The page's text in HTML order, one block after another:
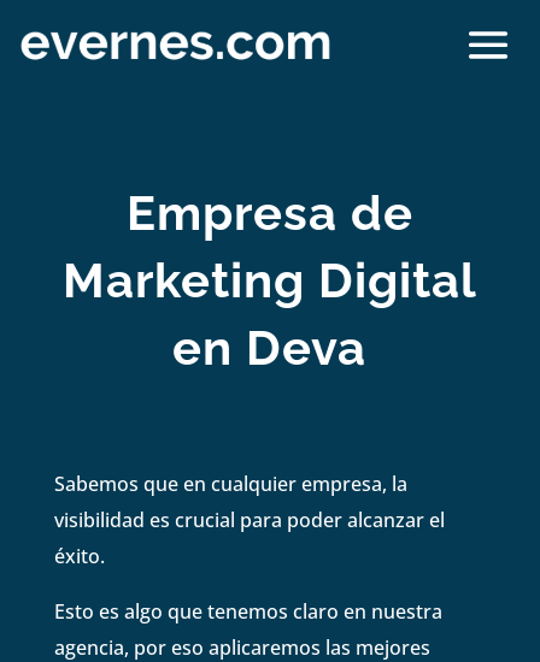
Empresa de
Marketing Digital
en Deva
Sabemos que en cualquier empresa, la
visibilidad es crucial para poder alcanzar el
éxito.
Esto es algo que tenemos claro en nuestra
agencia, por eso aplicaremos las mejores